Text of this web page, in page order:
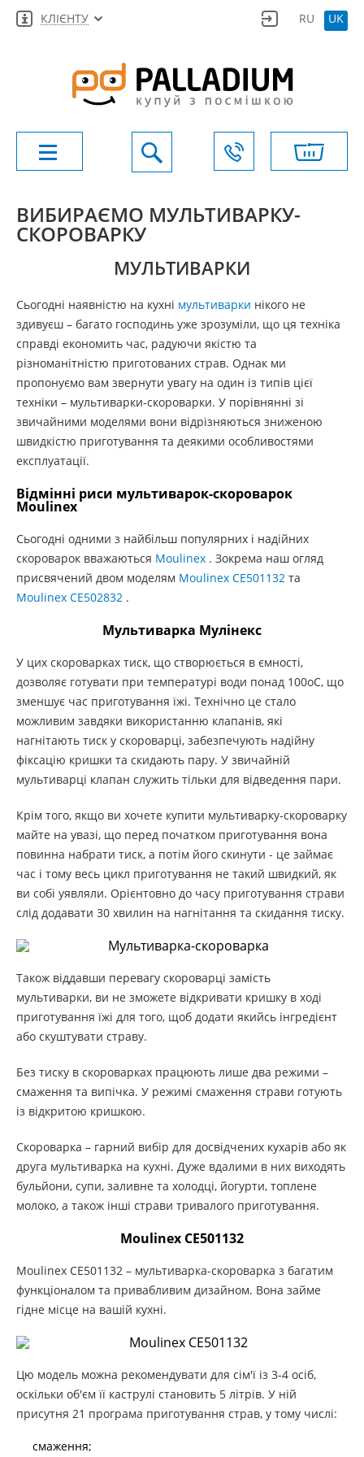
КЛІЄНТУ RU UK
ВИБИРАЄМО МУЛЬТИВАРКУ-
СКОРОВАРКУ
МУЛЬТИВАРКИ
Сьогодні наявністю на кухні мультиварки нікого не
здивуєш – багато господинь уже зрозуміли, що ця техніка
справді економить час, радуючи якістю та
різноманітністю приготованих страв. Однак ми
пропонуємо вам звернути увагу на один із типів цієї
техніки – мультиварки-скороварки. У порівнянні зі
звичайними моделями вони відрізняються зниженою
швидкістю приготування та деякими особливостями
експлуатації.
Відмінні риси мультиварок-скороварок
Moulinex
Сьогодні одними з найбільш популярних і надійних
скороварок вважаються Moulinex . Зокрема наш огляд
присвячений двом моделям Moulinex CE501132 та
Moulinex CE502832 .
Мультиварка Мулінекс
У цих скороварках тиск, що створюється в ємності,
дозволяє готувати при температурі води понад 100оС, що
зменшує час приготування їжі. Технічно це стало
можливим завдяки використанню клапанів, які
нагнітають тиск у скороварці, забезпечують надійну
фіксацію кришки та скидають пару. У звичайній
мультиварці клапан служить тільки для відведення пари.
Крім того, якщо ви хочете купити мультиварку-скороварку
майте на увазі, що перед початком приготування вона
повинна набрати тиск, а потім його скинути - це займає
час і тому весь цикл приготування не такий швидкий, як
ви собі уявляли. Орієнтовно до часу приготування страви
слід додавати 30 хвилин на нагнітання та скидання тиску.
Також віддавши перевагу скороварці замість
мультиварки, ви не зможете відкривати кришку в ході
приготування їжі для того, щоб додати якийсь інгредієнт
або скуштувати страву.
Без тиску в скороварках працюють лише два режими –
смаження та випічка. У режимі смаження страви готують
із відкритою кришкою.
Скороварка – гарний вибір для досвідчених кухарів або як
друга мультиварка на кухні. Дуже вдалими в них виходять
бульйони, супи, заливне та холодці, йогурти, топлене
молоко, а також інші страви тривалого приготування.
Moulinex CE501132
Moulinex CE501132 – мультиварка-скороварка з багатим
функціоналом та привабливим дизайном. Вона займе
гідне місце на вашій кухні.
Цю модель можна рекомендувати для сім'ї із 3-4 осіб,
оскільки об'єм її каструлі становить 5 літрів. У ній
присутня 21 програма приготування страв, у тому числі:
смаження;